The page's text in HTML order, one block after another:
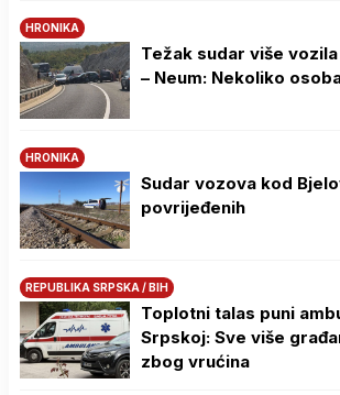
HRONIKA
Težak sudar više
– Neum: Nekoliko
HRONIKA
Sudar vozova kod
povrijeđenih
REPUBLIKA SRPSKA / BIH
Toplotni talas puni
Srpskoj: Sve više
zbog vrućina